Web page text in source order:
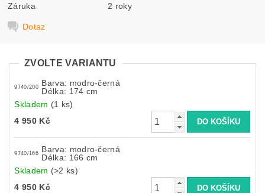
Záruka 2 roky
Dotaz
ZVOLTE VARIANTU
9740/200
Barva: modro-černá
Délka: 174 cm
Skladem (1 ks)
4 950 Kč
9740/166
Barva: modro-černá
Délka: 166 cm
Skladem (>2 ks)
4 950 Kč